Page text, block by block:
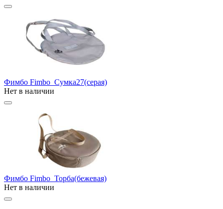
Фимбо Fimbo_Сумка27(серая)
Нет в наличии
Фимбо Fimbo_Торба(бежевая)
Нет в наличии